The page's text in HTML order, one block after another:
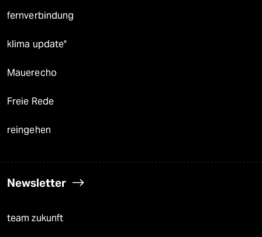
fernverbindung
klima update°
Mauerecho
Freie Rede
reingehen
Newsletter
team zukunft